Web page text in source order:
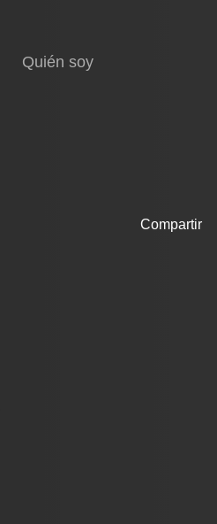
Quién soy
Compartir